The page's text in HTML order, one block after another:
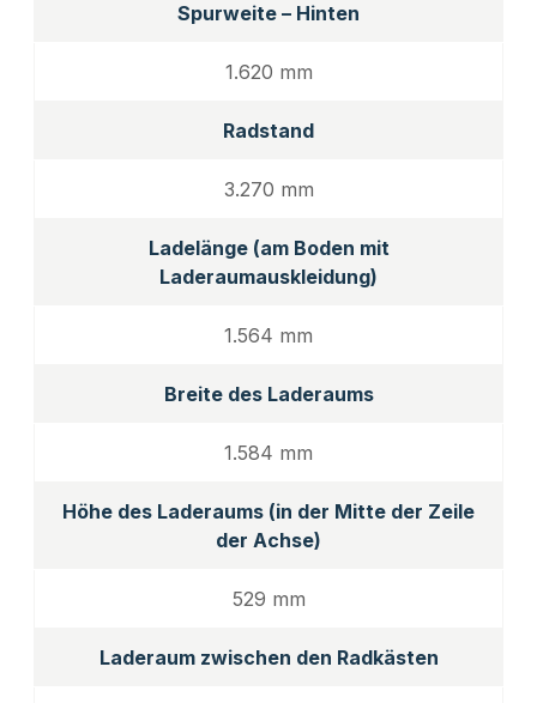
Spurweite – Hinten
1.620 mm
Radstand
3.270 mm
Ladelänge (am Boden mit
Laderaumauskleidung)
1.564 mm
Breite des Laderaums
1.584 mm
Höhe des Laderaums (in der Mitte der Zeile
der Achse)
529 mm
Laderaum zwischen den Radkästen